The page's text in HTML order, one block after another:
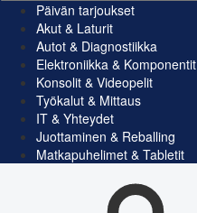
Päivän tarjoukset
Akut & Laturit
Autot & Diagnostiikka
Elektroniikka & Komponentit
Konsolit & Videopelit
Työkalut & Mittaus
IT & Yhteydet
Juottaminen & Reballing
Matkapuhelimet & Tabletit